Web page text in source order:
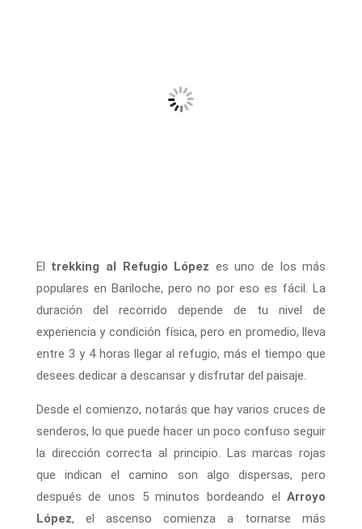
El trekking al Refugio López es uno de los más
populares en Bariloche, pero no por eso es fácil. La
duración del recorrido depende de tu nivel de
experiencia y condición física, pero en promedio, lleva
entre 3 y 4 horas llegar al refugio, más el tiempo que
desees dedicar a descansar y disfrutar del paisaje.
Desde el comienzo, notarás que hay varios cruces de
senderos, lo que puede hacer un poco confuso seguir
la dirección correcta al principio. Las marcas rojas
que indican el camino son algo dispersas, pero
después de unos 5 minutos bordeando elArroyo
López, el ascenso comienza a tornarse más